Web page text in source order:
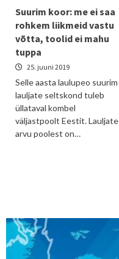
Suurim koor: me ei saa
rohkem liikmeid vastu
võtta, toolid ei mahu
tuppa
25. juuni 2019
Selle aasta laulupeo suurim
lauljate seltskond tuleb
üllataval kombel
väljastpoolt Eestit. Lauljate
arvu poolest on…